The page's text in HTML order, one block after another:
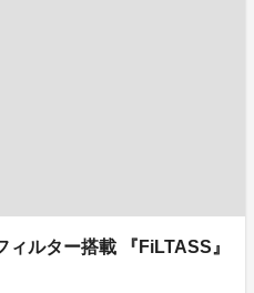
ィルター搭載 『FiLTASS』